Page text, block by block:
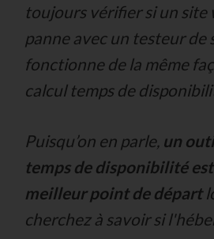
toujours vérifier si un site
panne avec un testeur de
fonctionne de la même
calcul temps de
Puisqu’on en parle, un
temps de disponibilité
meilleur point de départ
cherchez à savoir si